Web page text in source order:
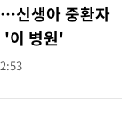
신생아 중환자
'이 병원'